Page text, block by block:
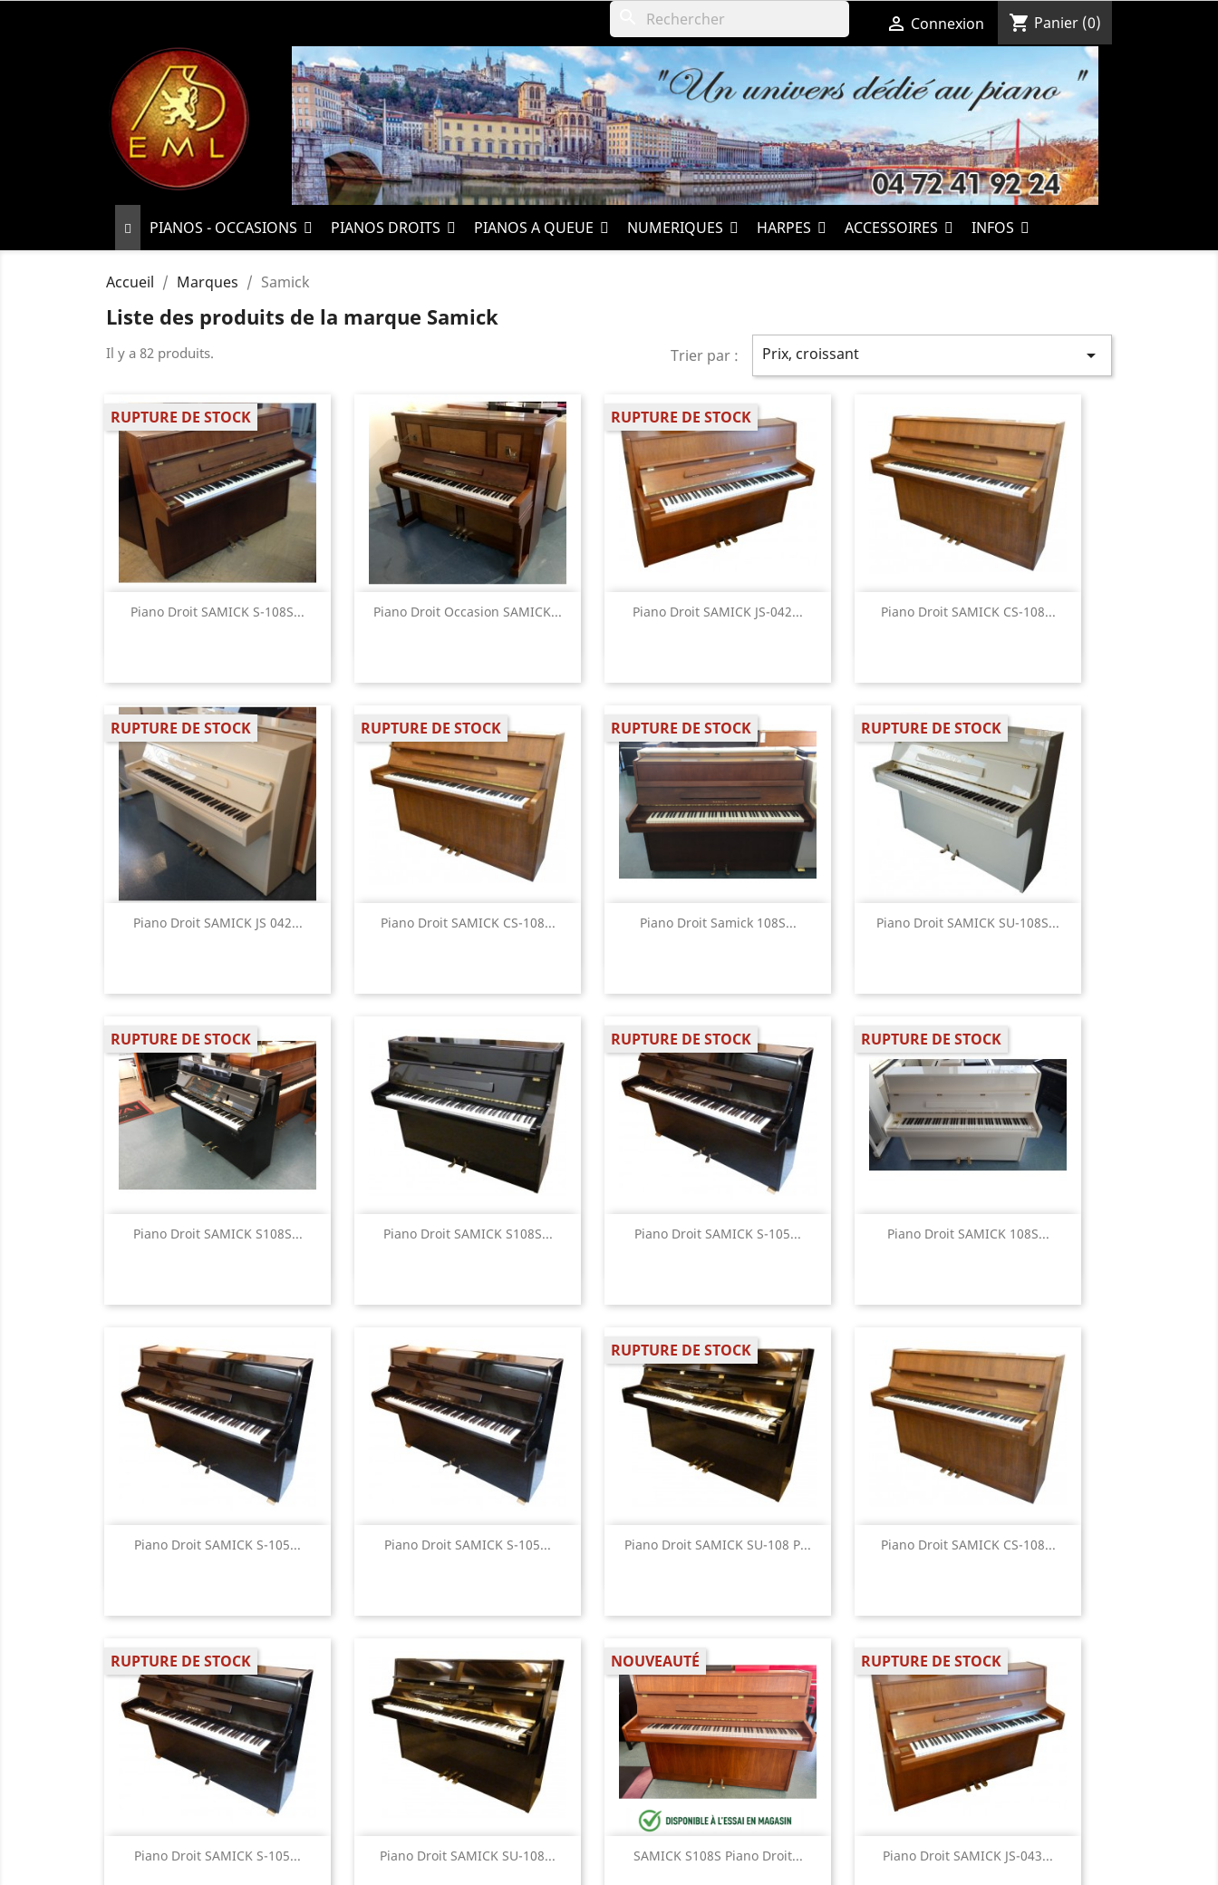
 Connexion shopping_cart Panier (0)
PIANOS - OCCASIONS PIANOS DROITS PIANOS A QUEUE NUMERIQUES HARPES ACCESSOIRES INFOS
Accueil Marques Samick
Liste des produits de la marque Samick
Il y a 82 produits. Trier par : Prix, croissant 
Piano Droit SAMICK S-108S...
RUPTURE DE STOCK
Aperçu rapide Piano Droit Occasion SAMICK...
Aperçu rapide Piano Droit SAMICK JS-042...
RUPTURE DE STOCK
Aperçu rapide Piano Droit SAMICK CS-108...
Aperçu rapide
Piano Droit SAMICK JS 042...
RUPTURE DE STOCK
Aperçu rapide Piano Droit SAMICK CS-108...
RUPTURE DE STOCK
Aperçu rapide Piano Droit Samick 108S...
RUPTURE DE STOCK
Aperçu rapide Piano Droit SAMICK SU-108S...
RUPTURE DE STOCK
Aperçu rapide
Piano Droit SAMICK S108S...
RUPTURE DE STOCK
Aperçu rapide Piano Droit SAMICK S108S...
Aperçu rapide Piano Droit SAMICK S-105...
RUPTURE DE STOCK
Aperçu rapide Piano Droit SAMICK 108S...
RUPTURE DE STOCK
Aperçu rapide
Piano Droit SAMICK S-105...
Aperçu rapide Piano Droit SAMICK S-105...
Aperçu rapide Piano Droit SAMICK SU-108 P...
RUPTURE DE STOCK
Aperçu rapide Piano Droit SAMICK CS-108...
Aperçu rapide
Piano Droit SAMICK S-105...
RUPTURE DE STOCK
Aperçu rapide Piano Droit SAMICK SU-108...
Aperçu rapide SAMICK S108S Piano Droit...
NOUVEAUTÉ
Aperçu rapide Piano Droit SAMICK JS-043...
RUPTURE DE STOCK
Aperçu rapide